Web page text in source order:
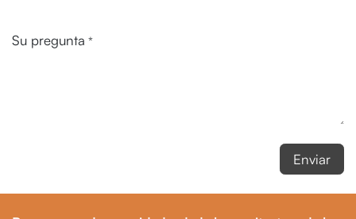
Su pregunta *
Enviar